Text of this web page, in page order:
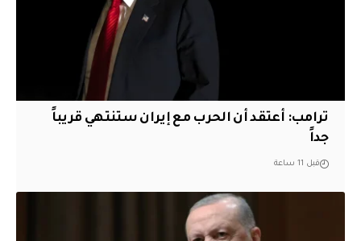
‏ترامب: أعتقد أن الحرب مع إيران ستنتهي قريباً
جداً
قبل 11 ساعة